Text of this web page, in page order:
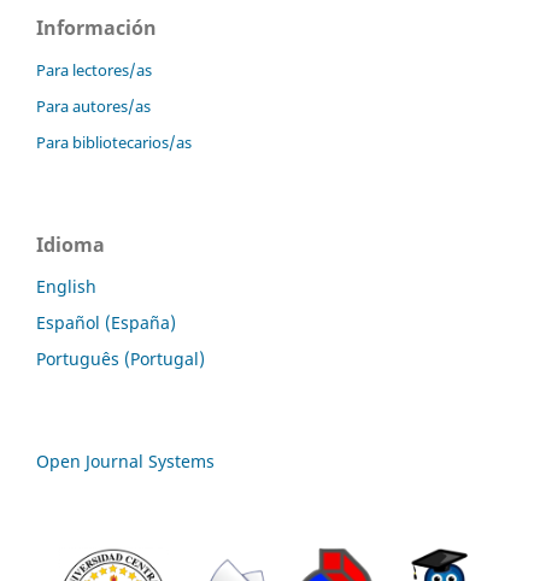
Información
Para lectores/as
Para autores/as
Para bibliotecarios/as
Idioma
English
Español (España)
Português (Portugal)
Open Journal Systems